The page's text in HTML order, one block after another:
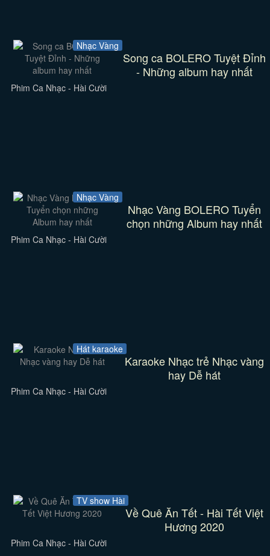
Nhạc Vàng
Song ca BOLERO Tuyệt Đỉnh
- Những album hay nhất
Phim Ca Nhạc - Hài Cười
Nhạc Vàng
Nhạc Vàng BOLERO Tuyển
chọn những Album hay nhất
Phim Ca Nhạc - Hài Cười
Hát karaoke
Karaoke Nhạc trẻ Nhạc vàng
hay Dễ hát
Phim Ca Nhạc - Hài Cười
TV show Hài
Về Quê Ăn Tết - Hài Tết Việt
Hương 2020
Phim Ca Nhạc - Hài Cười